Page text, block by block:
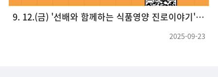
9. 12.(금) '선배와 함께하는 식품영양 진로이야기' 프로그램 개최 2024학년도 식품영양학전공 취업활동 우수상 수상
2025-